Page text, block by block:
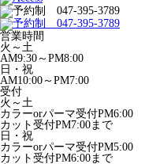
営業時間
火～土
AM9:30～PM8:00
日・祝
AM10:00～PM7:00
受付
火～土
カラーorパーマ受付PM6:00
カット受付PM7:00まで
日・祝
カラーorパーマ受付PM5:00
カット受付PM6:00まで